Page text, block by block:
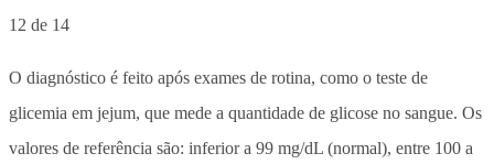
12 de 14
O diagnóstico é feito após exames de rotina, como o teste de
glicemia em jejum, que mede a quantidade de glicose no sangue. Os
valores de referência são: inferior a 99 mg/dL (normal), entre 100 a